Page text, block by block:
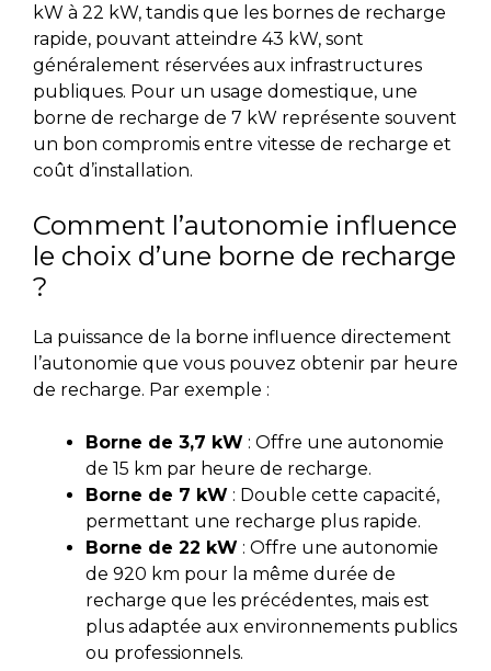
kW à 22 kW, tandis que les bornes de recharge
rapide, pouvant atteindre 43 kW, sont
généralement réservées aux infrastructures
publiques. Pour un usage domestique, une
borne de recharge de 7 kW représente souvent
un bon compromis entre vitesse de recharge et
coût d’installation.
Comment l’autonomie influence
le choix d’une borne de recharge
?
La puissance de la borne influence directement
l’autonomie que vous pouvez obtenir par heure
de recharge. Par exemple :
Borne de 3,7 kW : Offre une autonomie
de 15 km par heure de recharge.
Borne de 7 kW : Double cette capacité,
permettant une recharge plus rapide.
Borne de 22 kW : Offre une autonomie
de 920 km pour la même durée de
recharge que les précédentes, mais est
plus adaptée aux environnements publics
ou professionnels.